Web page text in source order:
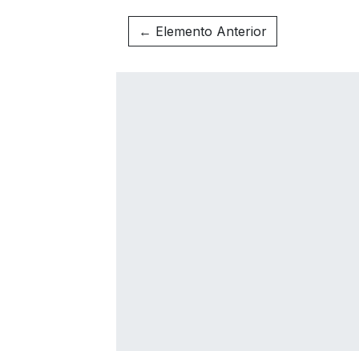
← Elemento Anterior